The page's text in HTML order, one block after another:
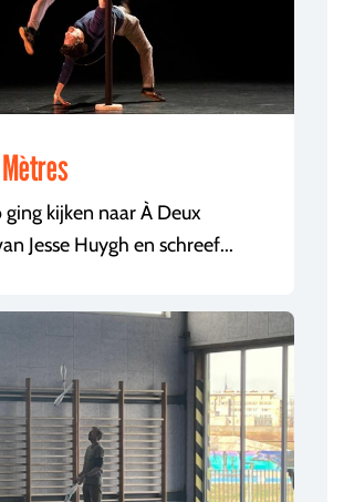
kijken naar À Deux
Jesse Huygh en schreef...